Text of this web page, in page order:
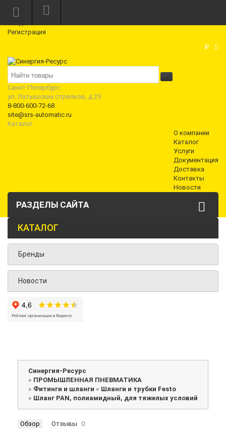
Режим работы: Пн—Пт: 10:00—18:00
Регистрация
₽
Санкт-Петербург,
ул. Латышских стрелков, д 25
8-800-600-72-68
site@srs-automatic.ru
Каталог
О компании
Каталог
Услуги
Документация
Доставка
Контакты
Новости
РАЗДЕЛЫ САЙТА
КАТАЛОГ
Бренды
Новости
Синергия-Ресурс
» ПРОМЫШЛЕННАЯ ПНЕВМАТИКА
» Фитинги и шланги » Шланги и трубки Festo
» Шланг PAN, полиамидный, для тяжелых условий
Обзор Отзывы 0